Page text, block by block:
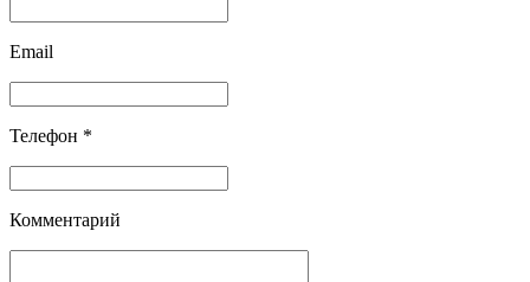
Email
Телефон *
Комментарий